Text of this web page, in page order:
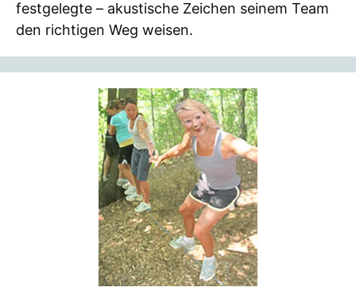
festgelegte – akustische Zeichen seinem Team
den richtigen Weg weisen.